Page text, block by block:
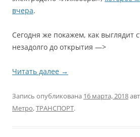
вчера.
Сегодня же покажем, как выглядит
незадолго до открытия —>
Читать далее →
Запись опубликована 16 марта, 2018
Метро,ТРАНСПОРТ.